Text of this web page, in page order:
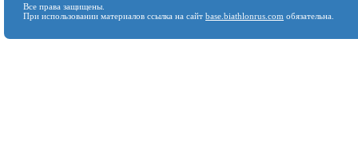
Все права защищены.
При использовании материалов ссылка на сайт base.biathlonrus.com обязательна.